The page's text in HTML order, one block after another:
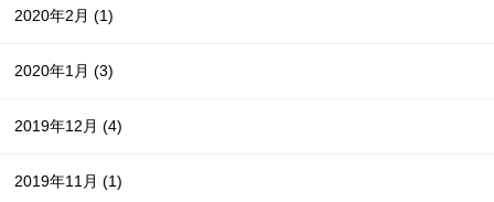
2020年2月(1)
2020年1月(3)
2019年12月(4)
2019年11月(1)